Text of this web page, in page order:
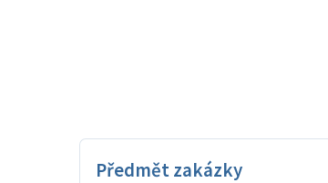
Předmět zakázky